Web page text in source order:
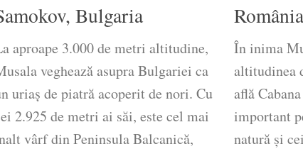
Bulgaria
aproape 3.000 de metri altitudine,
veghează asupra Bulgariei ca
uriaș de piatră acoperit de nori. Cu
2.925 de metri ai săi, este cel mai
vârf din Peninsula Balcanică,
România
În inima
altitudinea
află
important
natură și